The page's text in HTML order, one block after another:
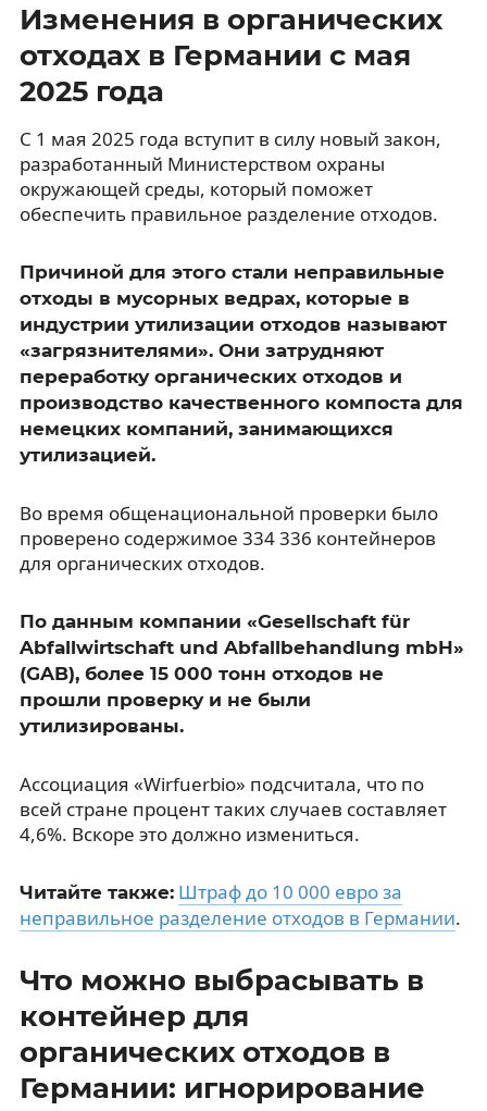
Изменения в органических
отходах в Германии с мая
2025 года
С 1 мая 2025 года вступит в силу новый закон,
разработанный Министерством охраны
окружающей среды, который поможет
обеспечить правильное разделение отходов.
Причиной для этого стали неправильные
отходы в мусорных ведрах, которые в
индустрии утилизации отходов называют
«загрязнителями». Они затрудняют
переработку органических отходов и
производство качественного компоста для
немецких компаний, занимающихся
утилизацией.
Во время общенациональной проверки было
проверено содержимое 334 336 контейнеров
для органических отходов.
По данным компании «Gesellschaft für
Abfallwirtschaft und Abfallbehandlung mbH»
(GAB), более 15 000 тонн отходов не
прошли проверку и не были
утилизированы.
Ассоциация «Wirfuerbio» подсчитала, что по
всей стране процент таких случаев составляет
4,6%. Вскоре это должно измениться.
Читайте также: Штраф до 10 000 евро за
неправильное разделение отходов в Германии.
Что можно выбрасывать в
контейнер для
органических отходов в
Германии: игнорирование